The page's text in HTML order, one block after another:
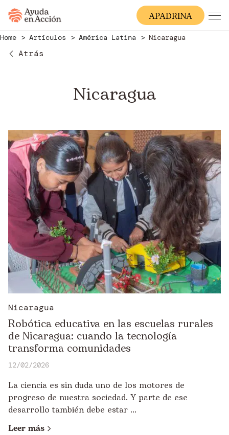
APADRINA
Home Artículos América Latina Nicaragua
Atrás
Nicaragua
Nicaragua
Robótica educativa en las escuelas rurales
de Nicaragua: cuando la tecnología
transforma comunidades
12/02/2026
La ciencia es sin duda uno de los motores de
progreso de nuestra sociedad. Y parte de ese
desarrollo también debe estar ...
Leer más